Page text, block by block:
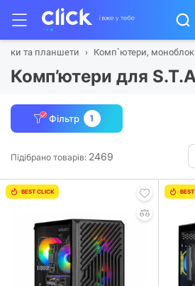
та планшети Комп`ютери,
Комп’ютери для
Фільтр 1
Підібрано товарів: 2469
BEST CLICK